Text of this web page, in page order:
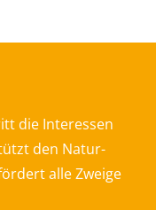
die Interessen
den Natur-
alle Zweige